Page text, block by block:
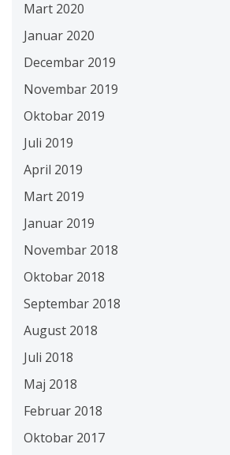
Mart 2020
Januar 2020
Decembar 2019
Novembar 2019
Oktobar 2019
Juli 2019
April 2019
Mart 2019
Januar 2019
Novembar 2018
Oktobar 2018
Septembar 2018
August 2018
Juli 2018
Maj 2018
Februar 2018
Oktobar 2017